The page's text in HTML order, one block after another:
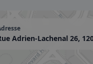
Adrien-Lachenal 26,